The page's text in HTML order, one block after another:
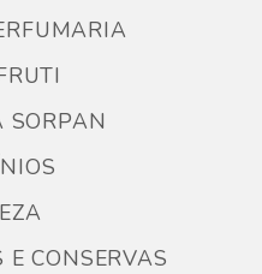
SORPAN
CONSERVAS